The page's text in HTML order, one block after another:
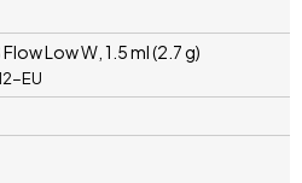
Low W, 1.5 ml (2.7 g)
EU